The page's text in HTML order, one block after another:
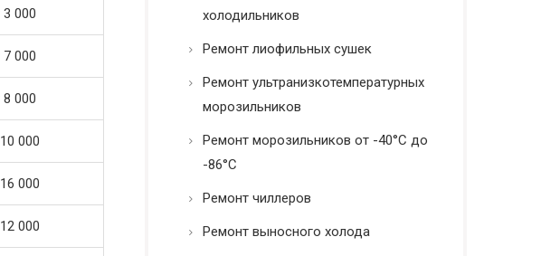
3 000
7 000
8 000
000
000
000
холодильников
Ремонт лиофильных сушек
Ремонт ультранизкотемпературных
морозильников
Ремонт морозильников от -40°C до
-86°C
Ремонт чиллеров
Ремонт выносного холода